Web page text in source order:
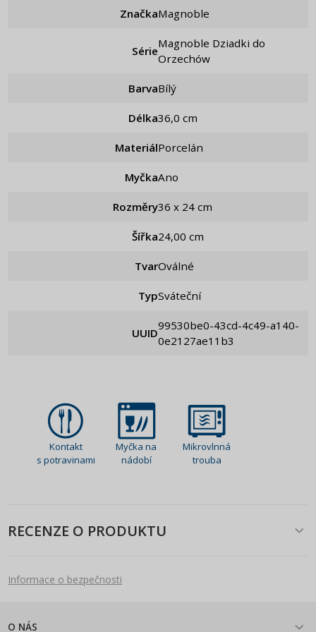
Značka Magnoble
Série
Magnoble Dziadki do
Orzechów
Barva Bílý
Délka 36,0 cm
Materiál Porcelán
Myčka Ano
Rozměry 36 x 24 cm
Šířka 24,00 cm
Tvar Oválné
Typ Sváteční
UUID
99530be0-43cd-4c49-a140-
0e2127ae11b3
Kontakt
s potravinami
Myčka na
nádobí
Mikrovlnná
trouba
RECENZE O PRODUKTU
Informace o bezpečnosti
O NÁS